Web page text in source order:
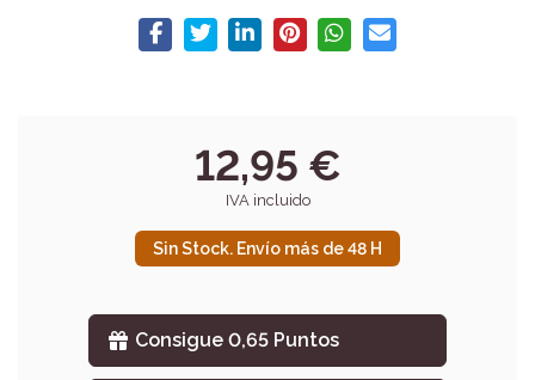
12,95 €
IVA incluido
Sin Stock. Envío más de 48 H
Consigue 0,65 Puntos